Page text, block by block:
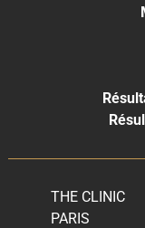
THE CLINIC
PARIS